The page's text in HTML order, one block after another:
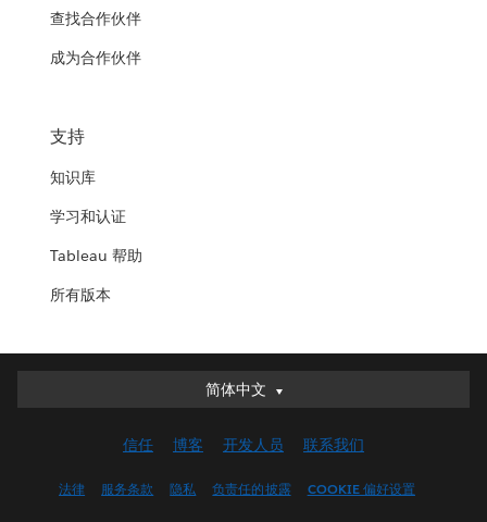
查找合作伙伴
成为合作伙伴
支持
知识库
学习和认证
Tableau 帮助
所有版本
简体中文
简体中文
English (UK)
信任 博客 开发人员 联系我们
法律 服务条款 隐私 负责任的披露 COOKIE 偏好设置